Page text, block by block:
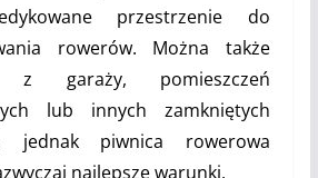
przestrzenie do
rowerów. Można także
z garaży, pomieszczeń
lub innych zamkniętych
jednak piwnica rowerowa
najlepsze warunki.